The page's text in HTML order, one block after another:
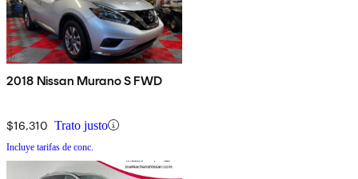
2018 Nissan Murano S FWD
$16,310 Trato justo
Incluye tarifas de conc.